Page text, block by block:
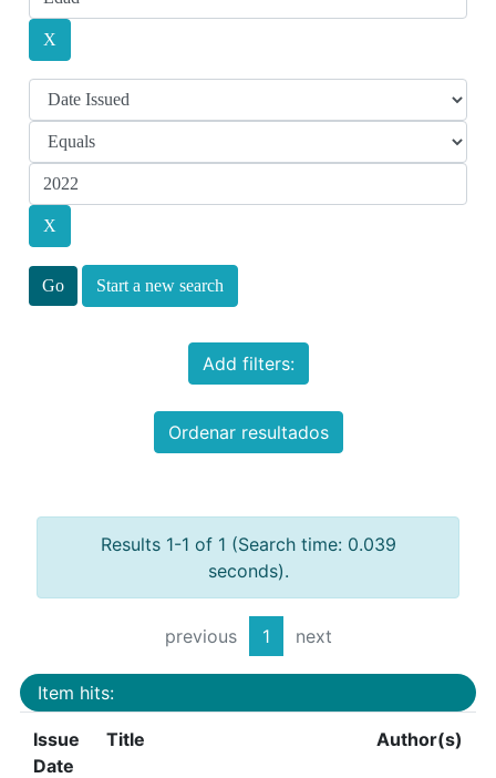
Start a new search
Add filters:
Ordenar resultados
Results 1-1 of 1 (Search time: 0.039
seconds).
previous 1 next
Item hits:
Issue
Date
Title Author(s)